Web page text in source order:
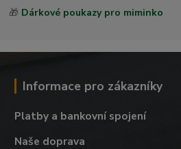
🎁 Dárkové poukazy pro miminko
Informace pro zákazníky
Platby a bankovní spojení
Naše doprava